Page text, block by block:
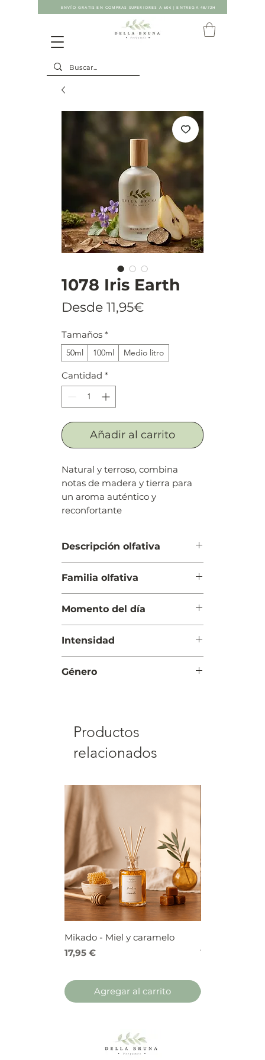
ENVÍO GRATIS EN COMPRAS SUPERIORES A 60€ | ENTREGA 48/72H
1078 Iris Earth
Desde 11,95€
Tamaños *
50ml 100ml Medio litro
Cantidad *
Añadir al carrito
Natural y terroso, combina
notas de madera y tierra para
un aroma auténtico y
reconfortante
Descripción olfativa
Cuerpo: Manzana, violeta,
acuático y pimienta rosa
Fondo: Musk, cedro, pachuli y
Familia olfativa
Momento del día
Intensidad
Género
Productos
relacionados
Mikado - Miel y caramelo
Precio
17,95 €
Agregar al carrito
Precio
17,95 €